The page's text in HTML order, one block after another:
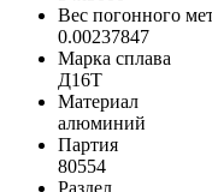
Вес погонного
0.00237847
Марка сплава
Д16Т
Материал
алюминий
Партия
80554
Раздел